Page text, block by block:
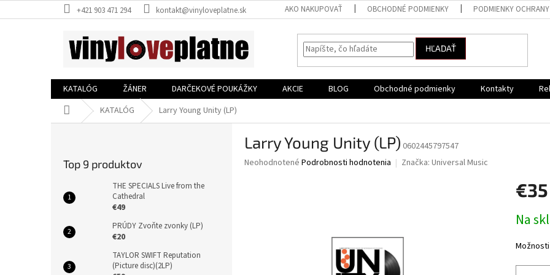
na
+421 903 471 294 kontakt@vinyloveplatne.sk AKO NAKUPOVAŤ OBCHODNÉ PODMIENKY PODMIENKY OCHRANY
HĽADAŤ
KATALÓG ŽÁNER DARČEKOVÉ POUKÁŽKY AKCIE BLOG Obchodné podmienky Kontakty
DomovKATALÓG Larry Young Unity (LP)
Top 9 produktov
THE SPECIALS Live from the
Cathedral
€49
PRÚDY Zvoňte zvonky (LP)
€20
TAYLOR SWIFT Reputation
(Picture disc)(2LP)
Larry Young Unity (LP) 0602445797547
Priemerné
Neohodnotené Podrobnosti hodnotenia Značka: Universal Music
€35
cena:
Na